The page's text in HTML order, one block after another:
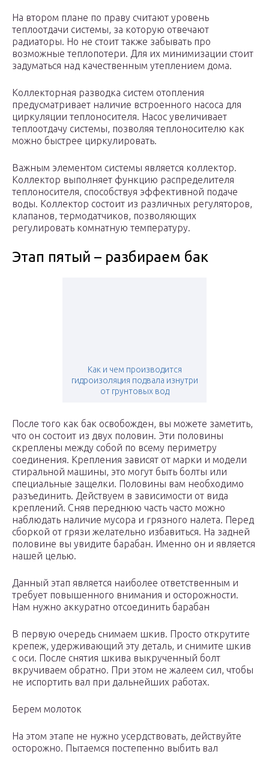
На втором плане по праву считают уровень
теплоотдачи системы, за которую отвечают
радиаторы. Но не стоит также забывать про
возможные теплопотери. Для их минимизации стоит
задуматься над качественным утеплением дома.
Коллекторная разводка систем отопления
предусматривает наличие встроенного насоса для
циркуляции теплоносителя. Насос увеличивает
теплоотдачу системы, позволяя теплоносителю как
можно быстрее циркулировать.
Важным элементом системы является коллектор.
Коллектор выполняет функцию распределителя
теплоносителя, способствуя эффективной подаче
воды. Коллектор состоит из различных регуляторов,
клапанов, термодатчиков, позволяющих
регулировать комнатную температуру.
Этап пятый – разбираем бак
Как и чем производится
гидроизоляция подвала изнутри
от грунтовых вод
После того как бак освобожден, вы можете заметить,
что он состоит из двух половин. Эти половины
скреплены между собой по всему периметру
соединения. Крепления зависят от марки и модели
стиральной машины, это могут быть болты или
специальные защелки. Половины вам необходимо
разъединить. Действуем в зависимости от вида
креплений. Сняв переднюю часть часто можно
наблюдать наличие мусора и грязного налета. Перед
сборкой от грязи желательно избавиться. На задней
половине вы увидите барабан. Именно он и является
нашей целью.
Данный этап является наиболее ответственным и
требует повышенного внимания и осторожности.
Нам нужно аккуратно отсоединить барабан
В первую очередь снимаем шкив. Просто открутите
крепеж, удерживающий эту деталь, и снимите шкив
с оси. После снятия шкива выкрученный болт
вкручиваем обратно. При этом не жалеем сил, чтобы
не испортить вал при дальнейших работах.
Берем молоток
На этом этапе не нужно усердствовать, действуйте
осторожно. Пытаемся постепенно выбить вал